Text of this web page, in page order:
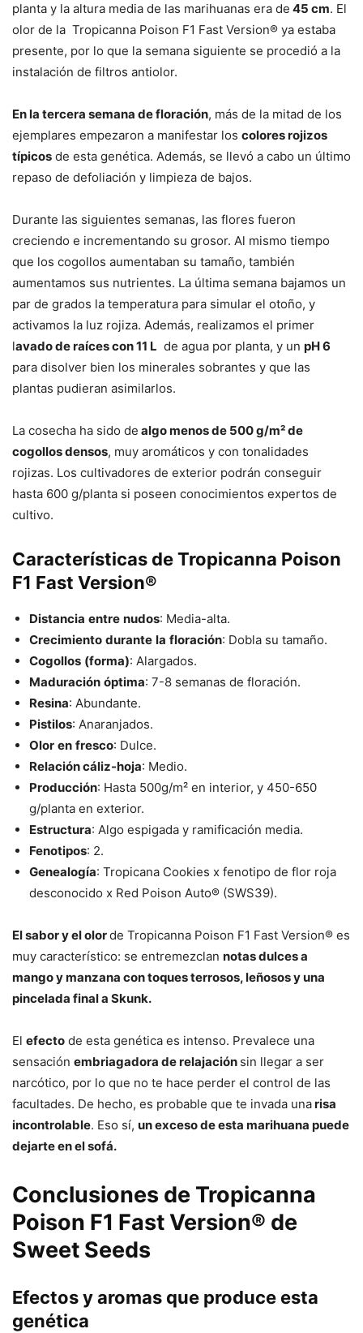
planta y la altura media de las marihuanas era de 45 cm. El
olor de la Tropicanna Poison F1 Fast Version® ya estaba
presente, por lo que la semana siguiente se procedió a la
instalación de filtros antiolor.
En la tercera semana de floración, más de la mitad de los
ejemplares empezaron a manifestar los colores rojizos
típicos de esta genética. Además, se llevó a cabo un último
repaso de defoliación y limpieza de bajos.
Durante las siguientes semanas, las flores fueron
creciendo e incrementando su grosor. Al mismo tiempo
que los cogollos aumentaban su tamaño, también
aumentamos sus nutrientes. La última semana bajamos un
par de grados la temperatura para simular el otoño, y
activamos la luz rojiza. Además, realizamos el primer
lavado de raíces con 11 L de agua por planta, y un pH 6
para disolver bien los minerales sobrantes y que las
plantas pudieran asimilarlos.
La cosecha ha sido de algo menos de 500 g/m² de
cogollos densos, muy aromáticos y con tonalidades
rojizas. Los cultivadores de exterior podrán conseguir
hasta 600 g/planta si poseen conocimientos expertos de
cultivo.
Características de Tropicanna Poison
F1 Fast Version®
Distancia entre nudos: Media-alta.
Crecimiento durante la floración: Dobla su tamaño.
Cogollos (forma): Alargados.
Maduración óptima: 7-8 semanas de floración.
Resina: Abundante.
Pistilos: Anaranjados.
Olor en fresco: Dulce.
Relación cáliz-hoja: Medio.
Producción: Hasta 500g/m² en interior, y 450-650
g/planta en exterior.
Estructura: Algo espigada y ramificación media.
Fenotipos: 2.
Genealogía: Tropicana Cookies x fenotipo de flor roja
desconocido x Red Poison Auto® (SWS39).
El sabor y el olorde Tropicanna Poison F1 Fast Version® es
muy característico: se entremezclan notas dulces a
mango y manzana con toques terrosos, leñosos y una
pincelada final a Skunk.
El efecto de esta genética es intenso. Prevalece una
sensación embriagadora de relajación sin llegar a ser
narcótico, por lo que no te hace perder el control de las
facultades. De hecho, es probable que te invada unarisa
incontrolable. Eso sí, un exceso de esta marihuana puede
dejarte en el sofá.
Conclusiones de Tropicanna
Poison F1 Fast Version® de
Sweet Seeds
Efectos y aromas que produce esta
genética